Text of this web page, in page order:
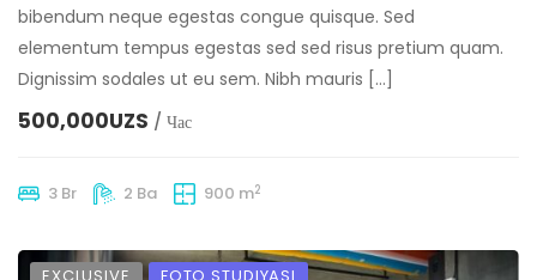
bibendum neque egestas congue quisque. Sed
elementum tempus egestas sed sed risus pretium quam.
Dignissim sodales ut eu sem. Nibh mauris […]
500,000UZS / Час
3 Br 2 Ba 900 m2